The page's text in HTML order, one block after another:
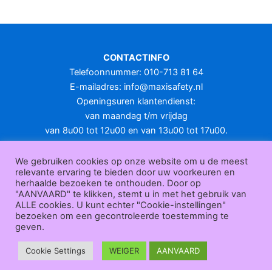
variaties.
optie
gekozen
worden
op
productpagina
CONTACTINFO
Telefoonnummer: 010-713 81 64
E-mailadres: info@maxisafety.nl
Openingsuren klantendienst:
van maandag t/m vrijdag
van 8u00 tot 12u00 en van 13u00 tot 17u00.
KLANTENSERVICE
Over
ons|Bedrijfsgegevens| F.A.Q.|Bestelprocedure | Betaling
ending | Retourneren|Herroepingsrecht|Herroepingsfunctie
ederverkoop|Bedrukken|Contact
Algemene voorwaarden
Maxisafety.nl © 2026
We gebruiken cookies op onze website om u de meest
relevante ervaring te bieden door uw voorkeuren en
herhaalde bezoeken te onthouden. Door op
"AANVAARD" te klikken, stemt u in met het gebruik van
ALLE cookies. U kunt echter "Cookie-instellingen"
bezoeken om een gecontroleerde toestemming te
geven.
Cookie Settings WEIGER AANVAARD